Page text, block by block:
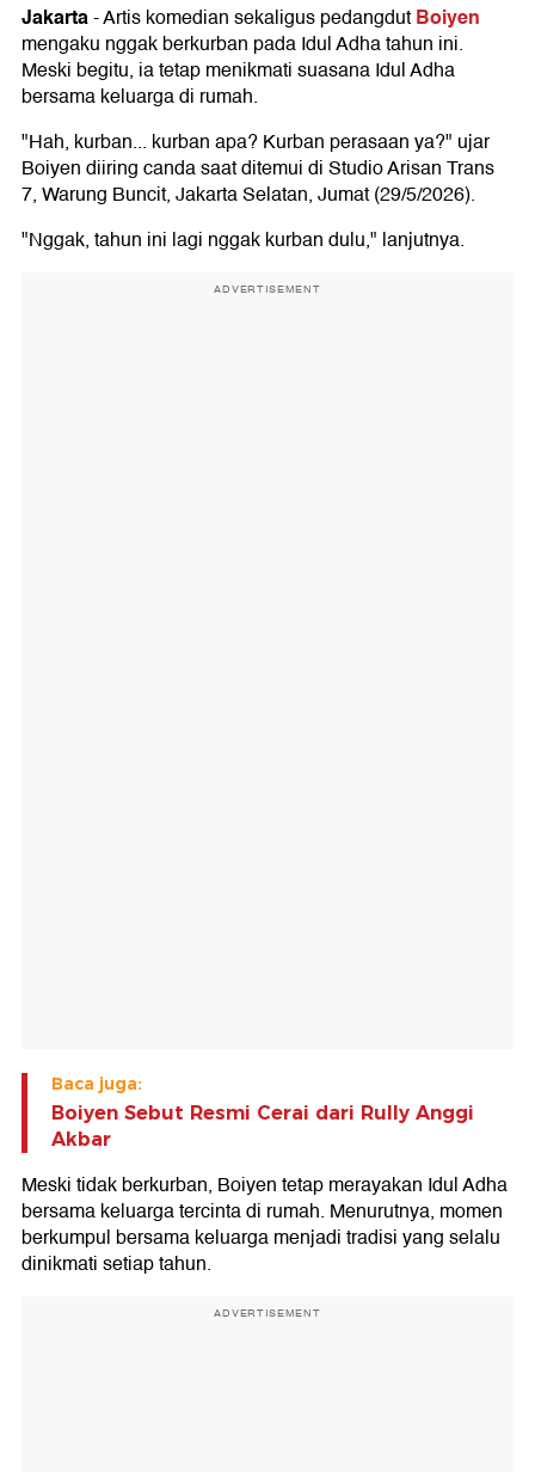
Jakarta-Artis komedian sekaligus pedangdutBoiyen
mengaku nggak berkurban pada Idul Adha tahun ini.
Meski begitu, ia tetap menikmati suasana Idul Adha
bersama keluarga di rumah.
"Hah, kurban... kurban apa? Kurban perasaan ya?" ujar
Boiyen diiring canda saat ditemui di Studio Arisan Trans
7, Warung Buncit, Jakarta Selatan, Jumat (29/5/2026).
"Nggak, tahun ini lagi nggak kurban dulu," lanjutnya.
ADVERTISEMENT
Baca juga:
Boiyen Sebut Resmi Cerai dari Rully Anggi
Akbar
Meski tidak berkurban, Boiyen tetap merayakan Idul Adha
bersama keluarga tercinta di rumah. Menurutnya, momen
berkumpul bersama keluarga menjadi tradisi yang selalu
dinikmati setiap tahun.
ADVERTISEMENT